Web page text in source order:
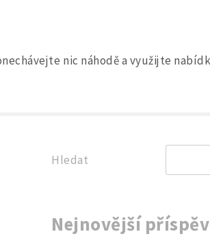
nic náhodě a využijte
Hledat
Nejnovější